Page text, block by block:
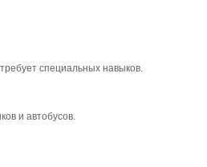
специальных навыков.
и автобусов.